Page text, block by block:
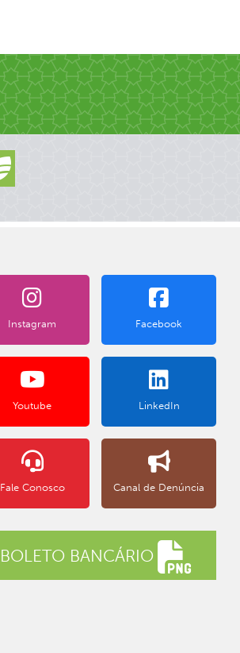
Instagram Facebook
Youtube LinkedIn
Fale Conosco Canal de Denúncia
BOLETO BANCÁRIO